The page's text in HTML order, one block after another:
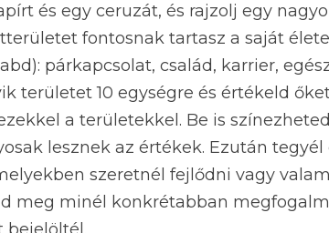
és egy ceruzát, és rajzolj egy
fontosnak tartasz a saját
párkapcsolat, család, karrier,
területet 10 egységre és értékeld
a területekkel. Be is
lesznek az értékek. Ezután
szeretnél fejlődni vagy
meg minél konkrétabban